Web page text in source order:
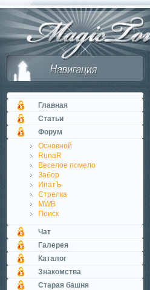
Главная
Статьи
Форум
Основной
RunaR
Веселое помело
Забор
ИпатЪ
Стрелка
MWB
Поиск
Чат
Галерея
Каталог
Знакомства
Старая башня